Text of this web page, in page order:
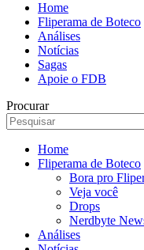
Home
Fliperama de Boteco
Análises
Notícias
Sagas
Apoie o FDB
Procurar
Home
Fliperama de Boteco
Bora pro
Veja você
Drops
Nerdbyte
Análises